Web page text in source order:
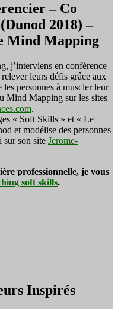
– Co
2018) –
Mind Mapping
j’interviens en conférence
leurs défis grâce aux
les personnes à muscler leur
Mind Mapping sur les sites
.
« Soft Skills » et « Le
et modélise des personnes
sur son site Jerome-
professionnelle, je vous
soft skills.
Inspirés